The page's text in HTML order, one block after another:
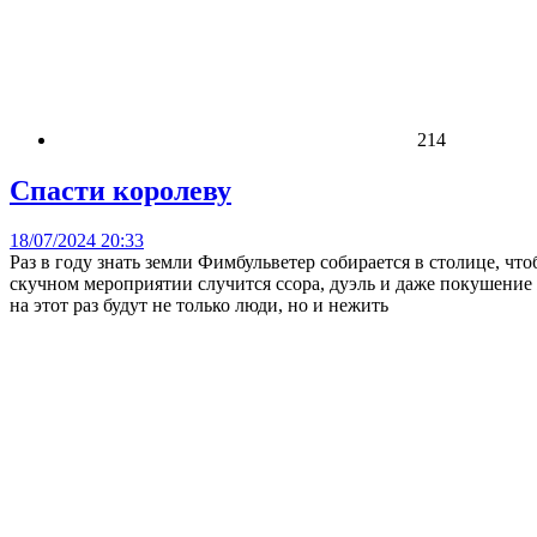
214
Спасти королеву
18/07/2024 20:33
Раз в году знать земли Фимбульветер собирается в столице,
скучном мероприятии случится ссора, дуэль и даже
на этот раз будут не только люди, но и нежить